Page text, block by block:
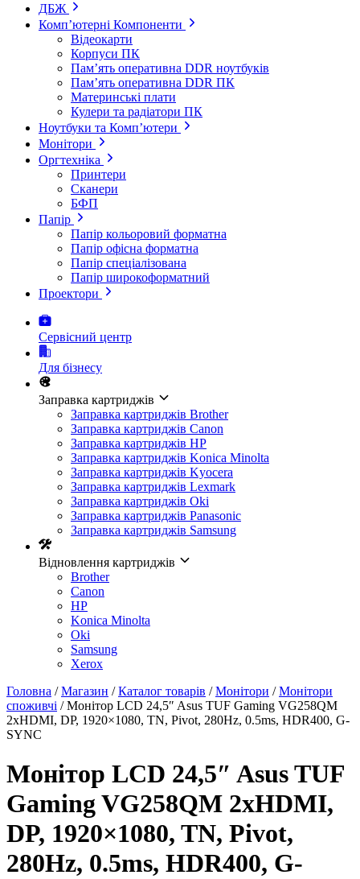
ДБЖ
Комп’ютерні Компоненти
Відеокарти
Корпуси ПК
Пам’ять оперативна DDR ноутбуків
Пам’ять оперативна DDR ПК
Материнські плати
Кулери та радіатори ПК
Ноутбуки та Комп’ютери
Монітори
Оргтехніка
Принтери
Сканери
БФП
Папір
Папір кольоровий форматна
Папір офісна форматна
Папір спеціалізована
Папір широкоформатний
Проектори
Сервісний центр
Для бізнесу
Заправка картриджів
Заправка картриджів Brother
Заправка картриджів Canon
Заправка картриджів HP
Заправка картриджів Konica Minolta
Заправка картриджів Kyocera
Заправка картриджів Lexmark
Заправка картриджів Oki
Заправка картриджів Panasonic
Заправка картриджів Samsung
Відновлення картриджів
Brother
Canon
HP
Konica Minolta
Oki
Samsung
Xerox
Головна /Магазин /Каталог товарів /Монітори /Монітори
споживчі / Монітор LCD 24,5″ Asus TUF Gaming VG258QM
2xHDMI, DP, 1920×1080, TN, Pivot, 280Hz, 0.5ms, HDR400, G-
SYNC
Монітор LCD 24,5″ Asus TUF
Gaming VG258QM 2xHDMI,
DP, 1920×1080, TN, Pivot,
280Hz, 0.5ms, HDR400, G-